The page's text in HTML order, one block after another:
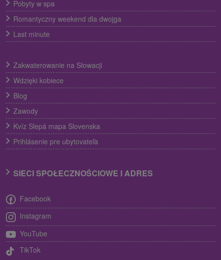
Pobyty w spa
Romantyczny weekend dla dwojga
Last minute
Zakwaterowanie na Słowacji
Wdzięki kobiece
Blog
Zawody
Kvíz Slepá mapa Slovenska
Prihlásenie pre ubytovateľa
SIECI SPOŁECZNOŚCIOWE I ADRES
Facebook
Instagram
YouTube
TikTok